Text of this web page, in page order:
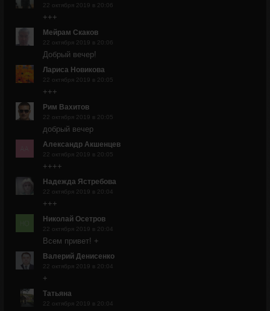
22 октября 2019 в 20:06
+++
Мейрам Скаков
22 октября 2019 в 20:06
Добрый вечер!
Лариса Новикова
22 октября 2019 в 20:05
+++
Рим Вахитов
22 октября 2019 в 20:05
добрый вечер
Александр Акшенцев
22 октября 2019 в 20:05
++++
Надежда Ястребова
22 октября 2019 в 20:04
+++
Николай Осетров
22 октября 2019 в 20:04
Всем привет! +
Валерий Денисенко
22 октября 2019 в 20:04
+
Татьяна
22 октября 2019 в 20:04